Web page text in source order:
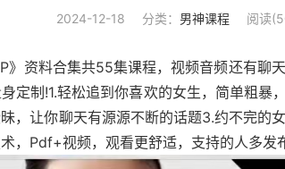
2024-12-18 分类： 男神课程 阅读
》资料合集共55集课程，视频音频还有聊
定制!1.轻松追到你喜欢的女生，简单粗暴
，让你聊天有源源不断的话题3.约不完的
，Pdf+视频，观看更舒适，支持的人多发